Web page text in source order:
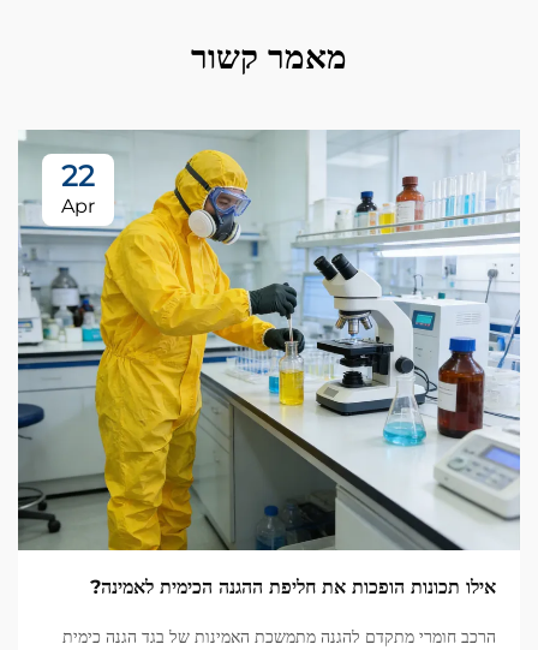
מאמר קשור
22
Apr
אילו תכונות הופכות את חליפת ההגנה הכימית לאמינה?
הרכב חומרי מתקדם להגנה מתמשכת האמינות של בגד הגנה כימית